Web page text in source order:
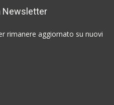
Newsletter
rimanere aggiornato su nuovi